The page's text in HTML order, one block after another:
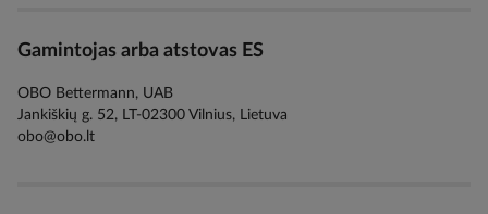
Gamintojas arba atstovas ES
OBO Bettermann, UAB
Jankiškių g. 52, LT-02300 Vilnius, Lietuva
obo@obo.lt